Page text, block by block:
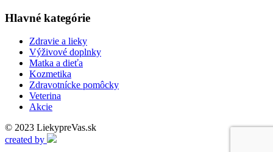
Hlavné kategórie
Zdravie a lieky
Výživové doplnky
Matka a dieťa
Kozmetika
Zdravotnícke pomôcky
Veterina
Akcie
© 2023 LiekypreVas.sk
created by